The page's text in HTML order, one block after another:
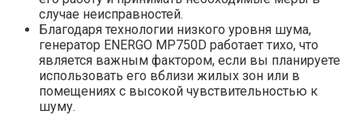
случае неисправностей.
Благодаря технологии низкого уровня шума,
генератор ENERGO MP750D работает тихо, что
является важным фактором, если вы планируете
использовать его вблизи жилых зон или в
помещениях с высокой чувствительностью к
шуму.